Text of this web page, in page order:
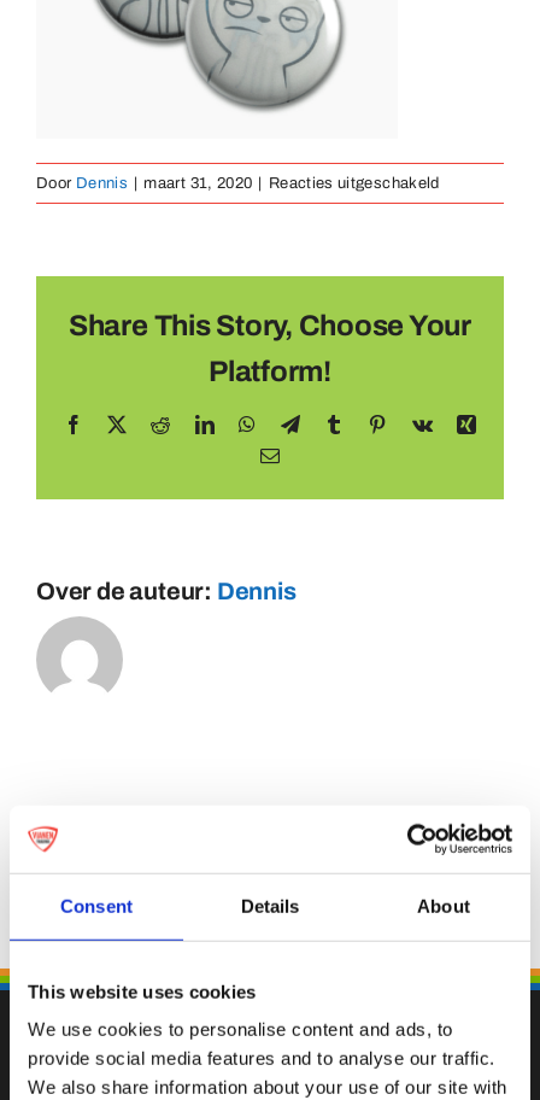
Consent Details About
This website uses cookies
We use cookies to personalise content and ads, to
provide social media features and to analyse our traffic.
We also share information about your use of our site with
Medaillen
Kontakt
Door Dennis | maart 31, 2020 | Reacties uitgeschakeldvoor
lenticular
Share This Story, Choose Your
Platform!
Facebook RedditLinkedInWhatsApp
TelegramTumblr Pinterest
Vk
Xing
E-
Over de auteur: Dennis